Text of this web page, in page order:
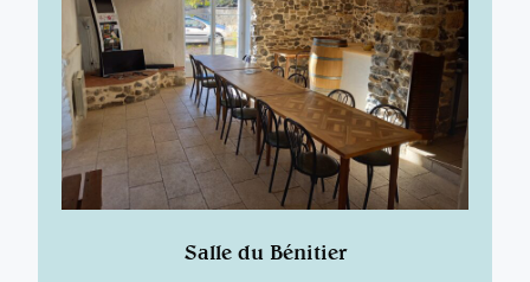
Salle du Bénitier